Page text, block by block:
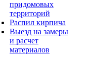
придомовых
территорий
Распил кирпича
Выезд на замеры
и расчет
материалов